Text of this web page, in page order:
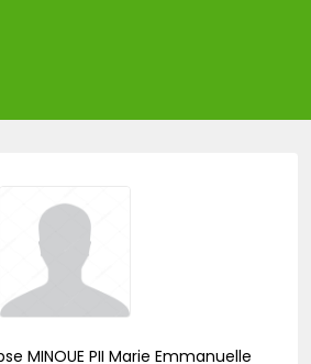
MINOUE PII Marie Emmanuelle